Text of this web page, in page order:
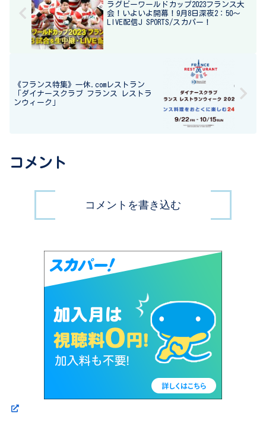
ラグビーワールドカップ2023フランス大
会！いよいよ開幕！9月8日深夜2：50～
LIVE配信J SPORTS/スカパー！
《フランス特集》一休.comレストラン
「ダイナースクラブ フランス レストラ
ンウィーク」
コメント
コメントを書き込む